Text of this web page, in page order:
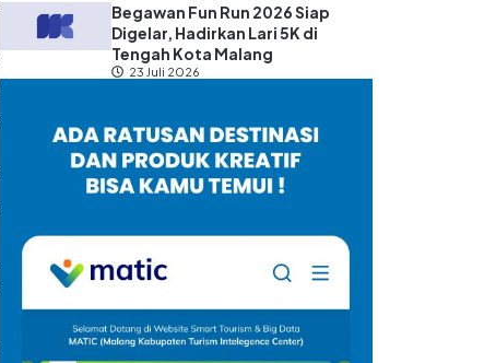
Begawan Fun Run 2026 Siap
Digelar, Hadirkan Lari 5K di
Tengah Kota Malang
23 Juli 2026